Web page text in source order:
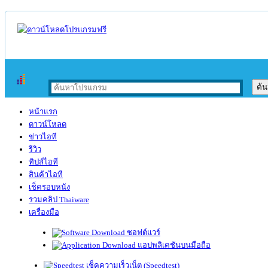
หน้าแรก
ดาวน์โหลด
ข่าวไอที
รีวิว
ทิปส์ไอที
สินค้าไอที
เช็ครอบหนัง
รวมคลิป Thaiware
เครื่องมือ
ซอฟต์แวร์
แอปพลิเคชันบนมือถือ
เช็คความเร็วเน็ต (Speedtest)